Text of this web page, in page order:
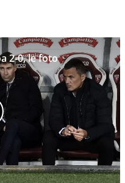
2-0, le foto